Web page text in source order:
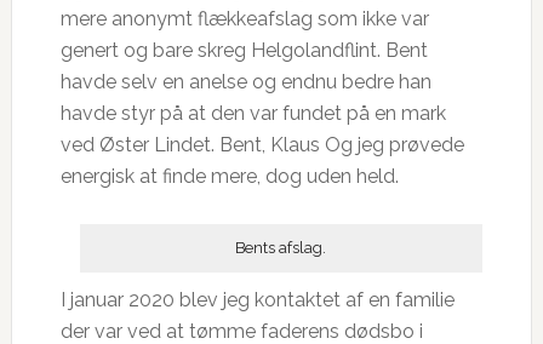
mere anonymt flækkeafslag som ikke var
genert og bare skreg Helgolandflint. Bent
havde selv en anelse og endnu bedre han
havde styr på at den var fundet på en mark
ved Øster Lindet. Bent, Klaus Og jeg prøvede
energisk at finde mere, dog uden held.
Bents afslag.
I januar 2020 blev jeg kontaktet af en familie
der var ved at tømme faderens dødsbo i